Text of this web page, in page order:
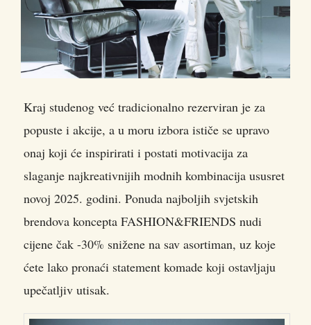
Kraj studenog već tradicionalno rezerviran je za
popuste i akcije, a u moru izbora ističe se upravo
onaj koji će inspirirati i postati motivacija za
slaganje najkreativnijih modnih kombinacija ususret
novoj 2025. godini. Ponuda najboljih svjetskih
brendova koncepta FASHION&FRIENDS nudi
cijene čak -30% snižene na sav asortiman, uz koje
ćete lako pronaći statement komade koji ostavljaju
upečatljiv utisak.